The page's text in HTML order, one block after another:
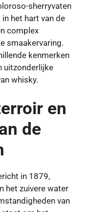
sherryvaten
het hart van de
complex
smaakervaring.
kenmerken
uitzonderlijke
whisky.
en
de
in 1879,
het zuivere water
van